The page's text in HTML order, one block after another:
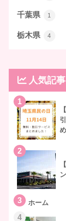
千葉県 1
栃木県 4
人気記事
1
め
2
3 ホーム
4